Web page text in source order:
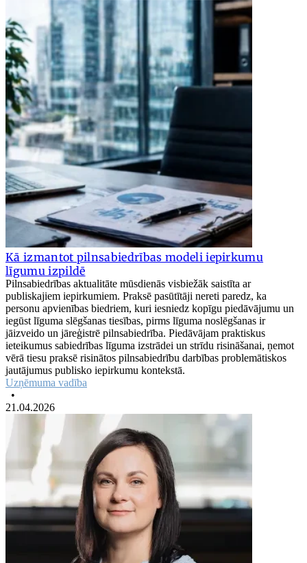
Kā izmantot pilnsabiedrības modeli iepirkumu
līgumu izpildē
Pilnsabiedrības aktualitāte mūsdienās visbiežāk saistīta ar
publiskajiem iepirkumiem. Praksē pasūtītāji nereti paredz, ka
personu apvienības biedriem, kuri iesniedz kopīgu piedāvājumu un
iegūst līguma slēgšanas tiesības, pirms līguma noslēgšanas ir
jāizveido un jāreģistrē pilnsabiedrība. Piedāvājam praktiskus
ieteikumus sabiedrības līguma izstrādei un strīdu risināšanai, ņemot
vērā tiesu praksē risinātos pilnsabiedrību darbības problemātiskos
jautājumus publisko iepirkumu kontekstā.
Uzņēmuma vadība
•
21.04.2026